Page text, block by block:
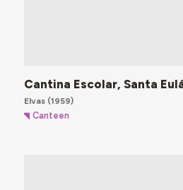
Cantina Escolar, Santa
Elvas(1959)
Canteen